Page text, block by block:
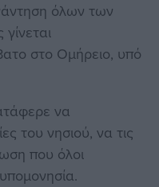
όλων των
στο Ομήρειο, υπό
να
του νησιού, να τις
που όλοι